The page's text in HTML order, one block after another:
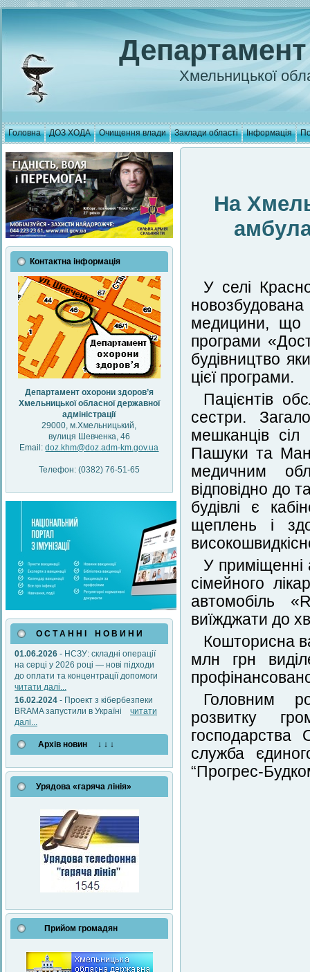
Хмельницької
Головна ДОЗ ХОДА Очищення влади Заклади області Інформація
Контактна інформація
Департамент охорони здоров’я
Хмельницької обласної державної
адміністрації
29000, м.Хмельницький,
вулиця Шевченка, 46
Email:doz.khm@doz.adm-km.gov.ua
Телефон: (0382) 76-51-65
О С Т А Н Н І Н О В И Н И
01.06.2026 - НСЗУ: складні операції
на серці у 2026 році — нові підходи
до оплати та концентрації допомоги
читати далі...
16.02.2024 - Проект з кібербезпеки
BRAMA запустили в Україні читати
далі...
Архів новин ↓ ↓ ↓
Урядова «гаряча лінія»
Прийом громадян
На
У селі
медицини, що
програми
будівництво
цієї програми.
Пацієнтів
сестри.
мешканців
Пашуки та
медичним
відповідно до
будівлі є
щеплень і
У приміщенні
сімейного
автомобіль
виїжджати до
Кошторисна
млн грн
Головним
розвитку
служба
“Прогрес-